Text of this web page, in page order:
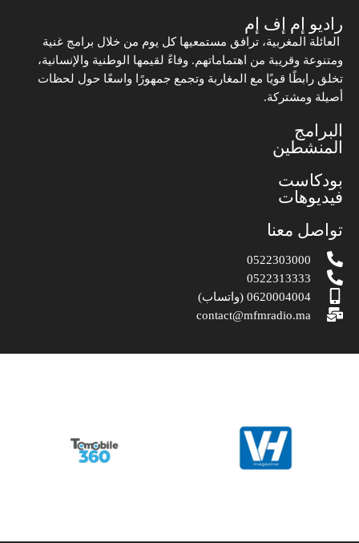
راديو إم إف إم
العائلة المغربية، ترافق مستمعيها كل يوم من خلال برامج غنية
ومتنوعة وقريبة من اهتماماتهم. وفاءً لقيمها الوطنية والإنسانية،
تخلق رابطًا قويًا مع المغاربة وتجمع جمهورًا واسعًا حول لحظات
أصيلة ومشتركة.
البرامج
المنشطين
بودكاست
فيديوهات
تواصل معنا
0522303000
0522313333
0620004004 (واتساب)
contact@mfmradio.ma